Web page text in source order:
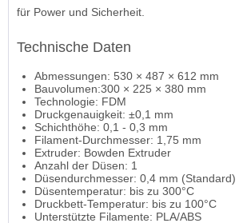
für Power und Sicherheit.
Technische Daten
Abmessungen: 530 × 487 × 612 mm
Bauvolumen:300 × 225 × 380 mm
Technologie: FDM
Druckgenauigkeit: ±0,1 mm
Schichthöhe: 0,1 - 0,3 mm
Filament-Durchmesser: 1,75 mm
Extruder: Bowden Extruder
Anzahl der Düsen: 1
Düsendurchmesser: 0,4 mm (Standard)
Düsentemperatur: bis zu 300°C
Druckbett-Temperatur: bis zu 100°C
Unterstützte Filamente: PLA/ABS